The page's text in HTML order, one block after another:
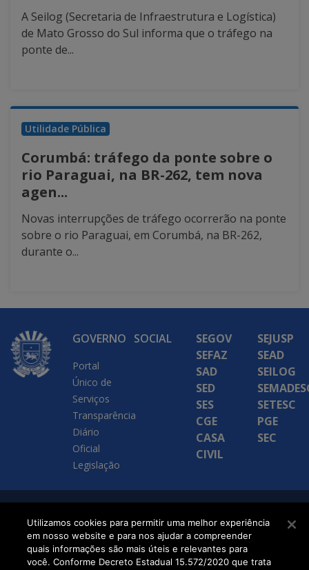
A Seilog (Secretaria de Infraestrutura e Logística)
de Mato Grosso do Sul informa que o tráfego na
ponte de...
Utilidade Pública
Corumbá: tráfego da ponte sobre o
rio Paraguai, na BR-262, tem nova
agen...
Novas interrupções de tráfego ocorrerão na ponte
sobre o rio Paraguai, em Corumbá, na BR-262,
durante o...
GOVERNO
Portal
Único de
Serviços
Transparência
Diário
Oficial
Legislação
SOCIAL
SEGOV
SEFAZ
SAD
SED
SES
CGE
CASA
CIVIL
SEJUSP
SEAD
SEILOG
SETESC
PGE
SEC
SETDIG | Secretaria-
Executiva de
Transformação Digital
Utilizamos cookies para permitir uma melhor experiência
em nosso website e para nos ajudar a compreender
quais informações são mais úteis e relevantes para
você. Conforme Decreto Estadual 15.572/2020 que trata